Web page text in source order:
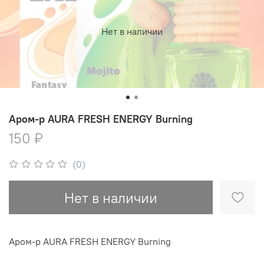
Нет в наличии
(0)
Аром-р AURA FRESH ENERGY Burning
150 ₽
Нет в наличии
Аром-р AURA FRESH ENERGY Burning